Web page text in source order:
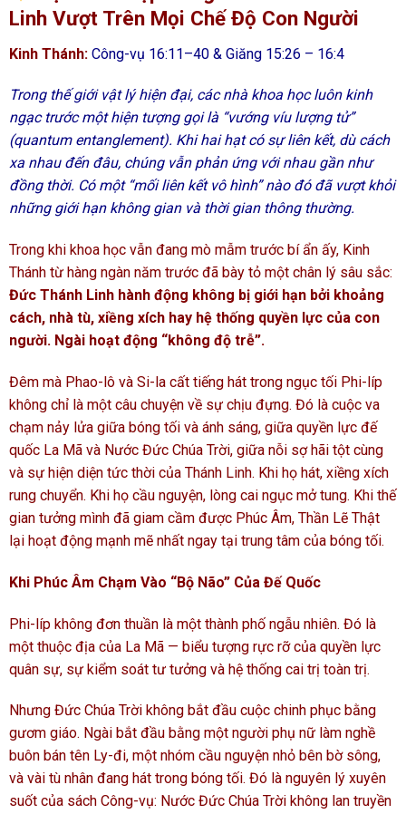
Linh Vượt Trên Mọi Chế Độ Con Người
Kinh Thánh: Công-vụ 16:11–40 & Giăng 15:26 – 16:4
Trong thế giới vật lý hiện đại, các nhà khoa học luôn kinh
ngạc trước một hiện tượng gọi là “vướng víu lượng tử”
(quantum entanglement). Khi hai hạt có sự liên kết, dù cách
xa nhau đến đâu, chúng vẫn phản ứng với nhau gần như
đồng thời. Có một “mối liên kết vô hình” nào đó đã vượt khỏi
những giới hạn không gian và thời gian thông thường.
Trong khi khoa học vẫn đang mò mẫm trước bí ẩn ấy, Kinh
Thánh từ hàng ngàn năm trước đã bày tỏ một chân lý sâu sắc:
Đức Thánh Linh hành động không bị giới hạn bởi khoảng
cách, nhà tù, xiềng xích hay hệ thống quyền lực của con
người. Ngài hoạt động “không độ trễ”.
Đêm mà Phao-lô và Si-la cất tiếng hát trong ngục tối Phi-líp
không chỉ là một câu chuyện về sự chịu đựng. Đó là cuộc va
chạm nảy lửa giữa bóng tối và ánh sáng, giữa quyền lực đế
quốc La Mã và Nước Đức Chúa Trời, giữa nỗi sợ hãi tột cùng
và sự hiện diện tức thời của Thánh Linh. Khi họ hát, xiềng xích
rung chuyển. Khi họ cầu nguyện, lòng cai ngục mở tung. Khi thế
gian tưởng mình đã giam cầm được Phúc Âm, Thần Lẽ Thật
lại hoạt động mạnh mẽ nhất ngay tại trung tâm của bóng tối.
Khi Phúc Âm Chạm Vào “Bộ Não” Của Đế Quốc
Phi-líp không đơn thuần là một thành phố ngẫu nhiên. Đó là
một thuộc địa của La Mã — biểu tượng rực rỡ của quyền lực
quân sự, sự kiểm soát tư tưởng và hệ thống cai trị toàn trị.
Nhưng Đức Chúa Trời không bắt đầu cuộc chinh phục bằng
gươm giáo. Ngài bắt đầu bằng một người phụ nữ làm nghề
buôn bán tên Ly-đi, một nhóm cầu nguyện nhỏ bên bờ sông,
và vài tù nhân đang hát trong bóng tối. Đó là nguyên lý xuyên
suốt của sách Công-vụ: Nước Đức Chúa Trời không lan truyền